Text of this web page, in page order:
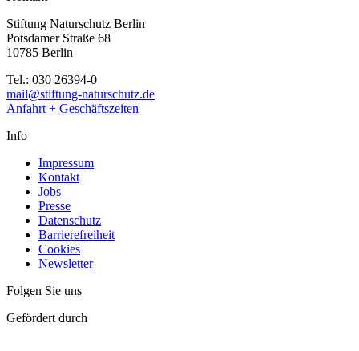
Stiftung Naturschutz Berlin
Potsdamer Straße 68
10785 Berlin
Tel.: 030 26394-0
mail@stiftung-naturschutz.de
Anfahrt + Geschäftszeiten
Info
Impressum
Kontakt
Jobs
Presse
Datenschutz
Barrierefreiheit
Cookies
Newsletter
Folgen Sie uns
Gefördert durch